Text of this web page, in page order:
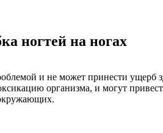
ногтей на ногах
и не может принести
организма, и могут